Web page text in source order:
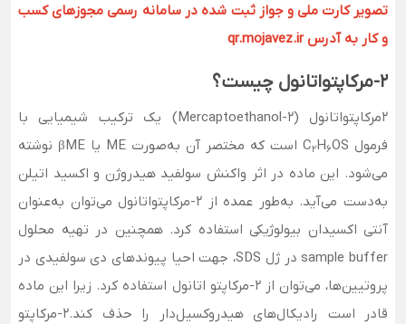
تصویر کارت ملی و جواز ثبت شده در سامانه رسمی مجوزهای کسب
و کار به آدرس qr.mojavez.ir
۲-مرکاپتواتانول چیست؟
۲مرکاپتواتانول (Mercaptoethanol-2) یک ترکیب شیمیایی با
فرمول C
2H6
OS است که مختصر آن به‌صورت ME یا βME نوشته
می‌شود. این ماده در اثر واکنش سولفید هیدروژن و اکسید اتیلن
به‌دست می‌آید. به‌طور عمده از 2-مرکاپتواتانول می‌توان به‌عنوان
آنتی اکسیدان بیولوژیکی استفاده کرد. همچنین در تهیه محلول
sample buffer در ژل SDS، جهت احیا پیوندهای دی سولفیدی در
پروتیین‌ها، می‌توان از 2-مرکاپتو اتانول استفاده کرد. زیرا این ماده
قادر است رادیکال‌های هیدروکسیل‌دار را حذف کند.۲-مرکاپتو